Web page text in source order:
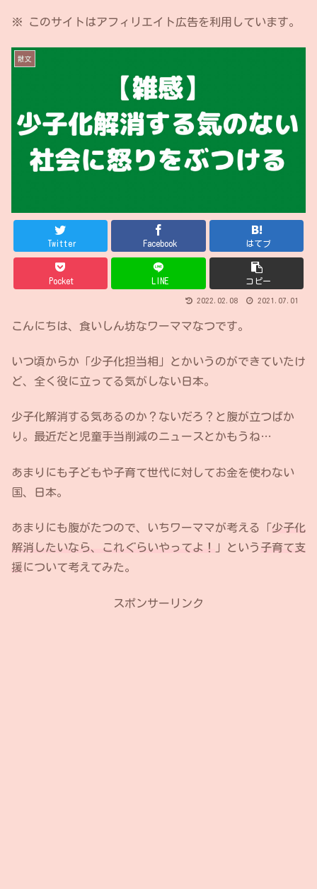
※ このサイトはアフィリエイト広告を利用しています。
散文
Twitter Facebook はてブ
Pocket LINE コピー
2022.02.08 2021.07.01
こんにちは、食いしん坊なワーママなつです。
いつ頃からか「少子化担当相」とかいうのができていたけ
ど、全く役に立ってる気がしない日本。
少子化解消する気あるのか？ないだろ？と腹が立つばか
り。最近だと児童手当削減のニュースとかもうね…
あまりにも子どもや子育て世代に対してお金を使わない
国、日本。
あまりにも腹がたつので、いちワーママが考える「 少子化
解消したいなら、これぐらいやってよ！
」という 子育て支
援について考えてみた。
スポンサーリンク